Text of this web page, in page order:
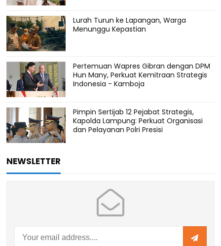
Lurah Turun ke Lapangan, Warga
Menunggu Kepastian
Pertemuan Wapres Gibran dengan DPM
Hun Many, Perkuat Kemitraan Strategis
Indonesia - Kamboja
Pimpin Sertijab 12 Pejabat Strategis,
Kapolda Lampung: Perkuat Organisasi
dan Pelayanan Polri Presisi
NEWSLETTER